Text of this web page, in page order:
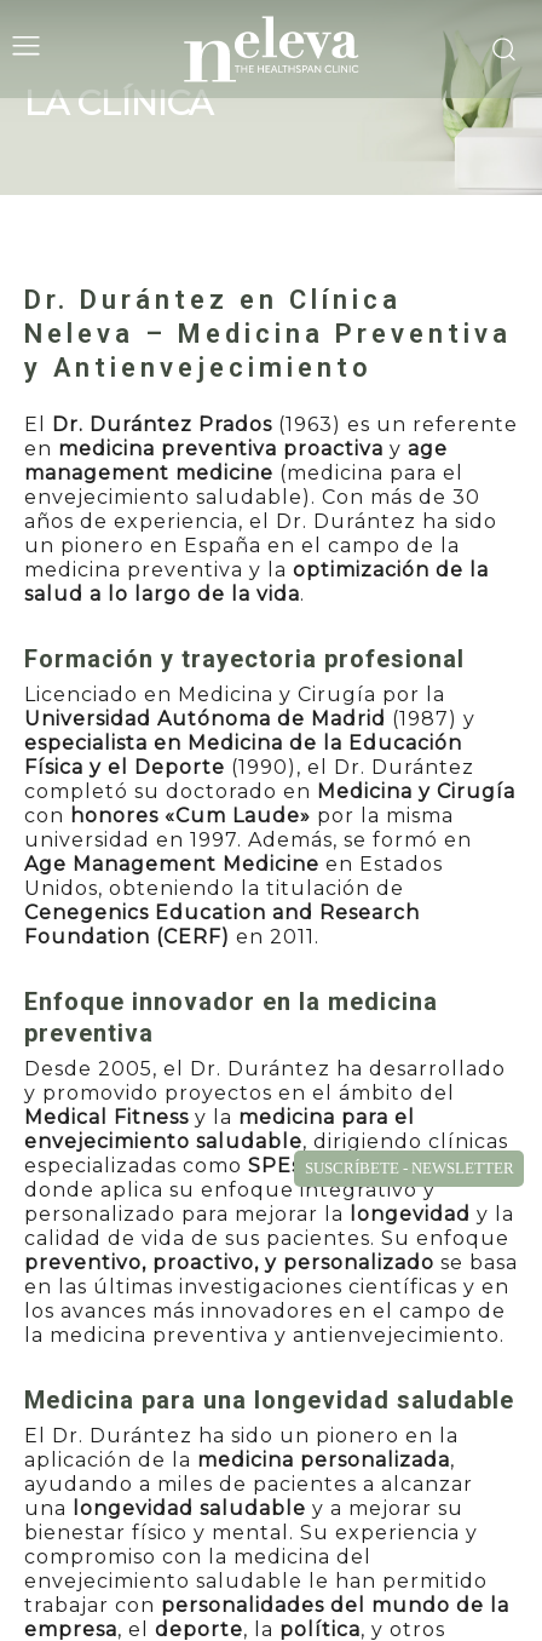
LA CLÍNICA
Dr. Durántez en Clínica
Neleva – Medicina Preventiva
y Antienvejecimiento
El Dr. Durántez Prados (1963) es un referente
en medicina preventiva proactiva y age
management medicine (medicina para el
envejecimiento saludable). Con más de 30
años de experiencia, el Dr. Durántez ha sido
un pionero en España en el campo de la
medicina preventiva y la optimización de la
salud a lo largo de la vida.
Formación y trayectoria profesional
Licenciado en Medicina y Cirugía por la
Universidad Autónoma de Madrid (1987) y
especialista en Medicina de la Educación
Física y el Deporte (1990), el Dr. Durántez
completó su doctorado en Medicina y Cirugía
con honores «Cum Laude» por la misma
universidad en 1997. Además, se formó en
Age Management Medicine en Estados
Unidos, obteniendo la titulación de
Cenegenics Education and Research
Foundation (CERF) en 2011.
Enfoque innovador en la medicina
preventiva
Desde 2005, el Dr. Durántez ha desarrollado
y promovido proyectos en el ámbito del
Medical Fitness y la medicina para el
envejecimiento saludable, dirigiendo clínicas
especializadas como SPEsaludyNeolife,
donde aplica su enfoque integrativo y
personalizado para mejorar la
longevidad y la
calidad de vida de sus pacientes. Su enfoque
preventivo, proactivo, y personalizado se basa
en las últimas investigaciones científicas y en
los avances más innovadores en el campo de
la medicina preventiva y antienvejecimiento.
Medicina para una longevidad saludable
El Dr. Durántez ha sido un pionero en la
aplicación de la medicina personalizada,
ayudando a miles de pacientes a alcanzar
una
longevidad saludable y a mejorar su
bienestar físico y mental. Su experiencia y
compromiso con la medicina del
envejecimiento saludable le han permitido
trabajar con personalidades del mundo de la
empresa, el deporte, la política, y otros
SUSCRÍBETE - NEWSLETTER